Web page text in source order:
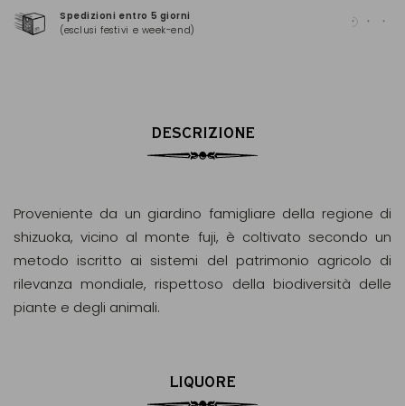
Spedizioni entro 5 giorni
(esclusi festivi e week-end)
DESCRIZIONE
Proveniente da un giardino famigliare della regione di
shizuoka, vicino al monte fuji, è coltivato secondo un
metodo iscritto ai sistemi del patrimonio agricolo di
rilevanza mondiale, rispettoso della biodiversità delle
piante e degli animali.
LIQUORE